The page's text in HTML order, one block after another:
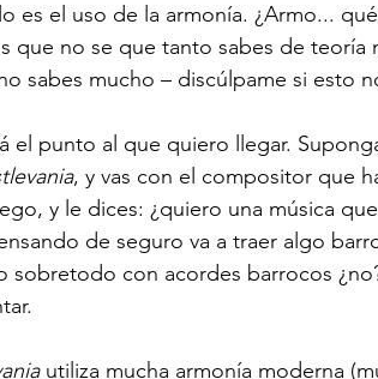
es el uso de la armonía. ¿Armo...
que no se que tanto sabes de teoría
sabes mucho – discúlpame si esto
el punto al que quiero llegar.
, y vas con el compositor que
y le dices: ¿quiero una música
de seguro va a traer algo
sobretodo con acordes barrocos
utiliza mucha armonía moderna